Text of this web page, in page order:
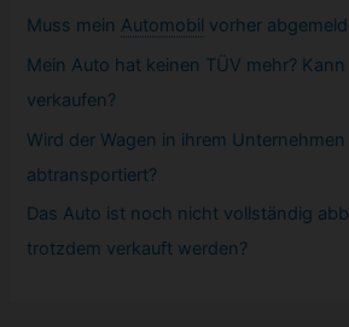
Muss mein Automobil vorher
Mein Auto hat keinen TÜV mehr?
verkaufen?
Wird der Wagen in ihrem
abtransportiert?
Das Auto ist noch nicht vollständig
trotzdem verkauft werden?